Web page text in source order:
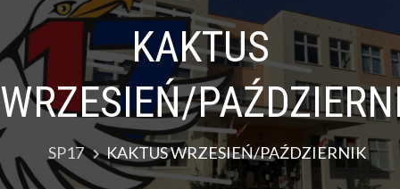
KAKTUS
WRZESIEŃ/
SP17 KAKTUS WRZESIEŃ/PAŹDZIERNIK